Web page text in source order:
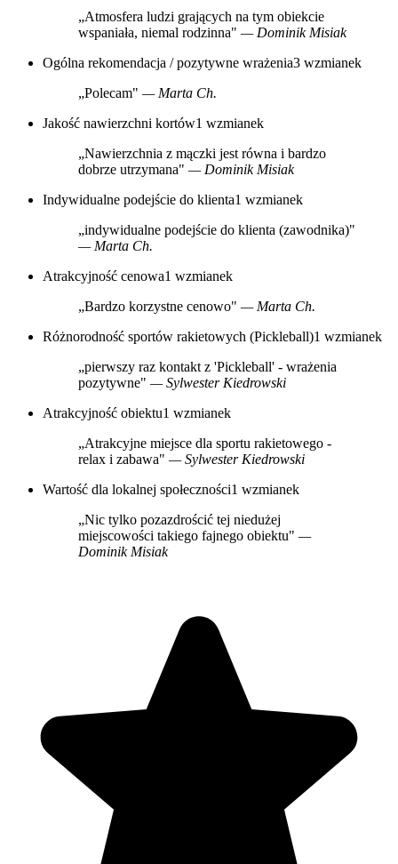
„Atmosfera ludzi grających na tym obiekcie
wspaniała, niemal rodzinna" — Dominik Misiak
Ogólna rekomendacja / pozytywne wrażenia3 wzmianek
„Polecam" — Marta Ch.
Jakość nawierzchni kortów1 wzmianek
„Nawierzchnia z mączki jest równa i bardzo
dobrze utrzymana" — Dominik Misiak
Indywidualne podejście do klienta1 wzmianek
„indywidualne podejście do klienta (zawodnika)"
— Marta Ch.
Atrakcyjność cenowa1 wzmianek
„Bardzo korzystne cenowo" — Marta Ch.
Różnorodność sportów rakietowych (Pickleball)1 wzmianek
„pierwszy raz kontakt z 'Pickleball' - wrażenia
pozytywne" — Sylwester Kiedrowski
Atrakcyjność obiektu1 wzmianek
„Atrakcyjne miejsce dla sportu rakietowego -
relax i zabawa" — Sylwester Kiedrowski
Wartość dla lokalnej społeczności1 wzmianek
„Nic tylko pozazdrościć tej niedużej
miejscowości takiego fajnego obiektu" —
Dominik Misiak